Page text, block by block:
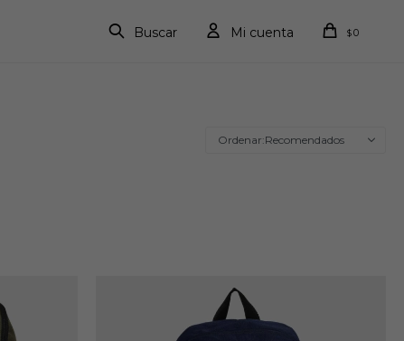
$0
Recomendados